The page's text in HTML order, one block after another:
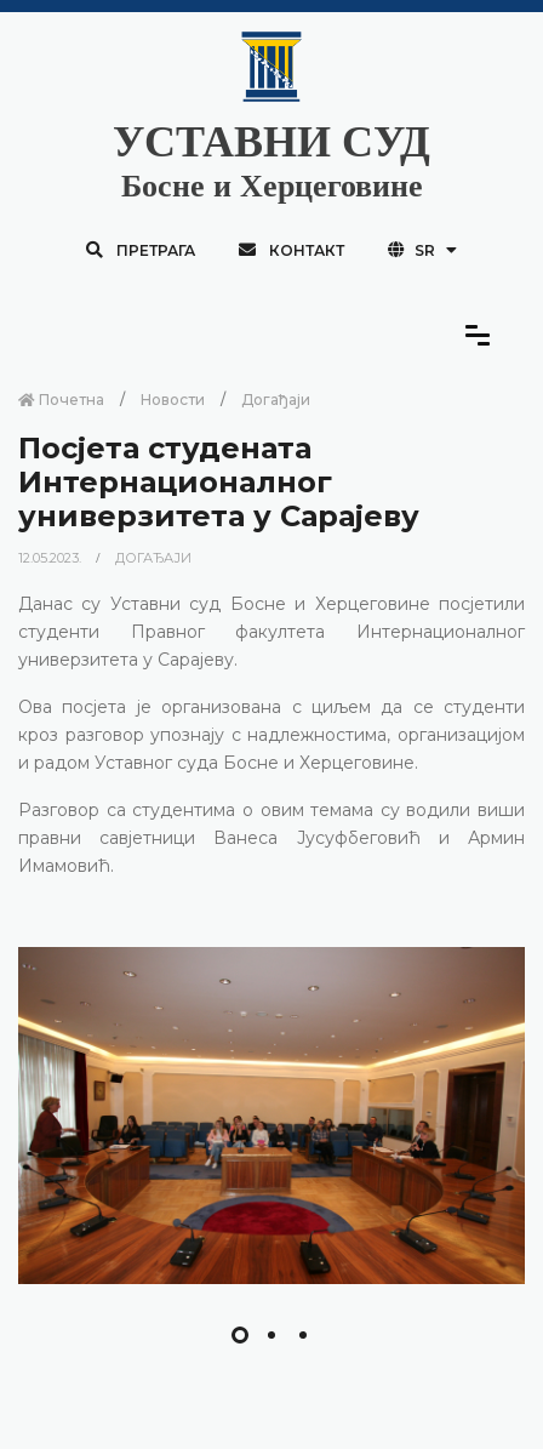
УСТАВНИ СУД
Босне и Херцеговине
ПРЕТРАГА КОНТАКТ SR
Почетна Новости Догађаји
Посјета студената
Интернационалног
универзитета у Сарајеву
12.05.2023. ДОГАЂАЈИ
Данас су Уставни суд Босне и Херцеговине посјетили
студенти Правног факултета Интернационалног
универзитета у Сарајеву.
Ова посјета је организована с циљем да се студенти
кроз разговор упознају с надлежностима, организацијом
и радом Уставног суда Босне и Херцеговине.
Разговор са студентима о овим темама су водили виши
правни савјетници Ванеса Јусуфбеговић и Армин
Имамовић.